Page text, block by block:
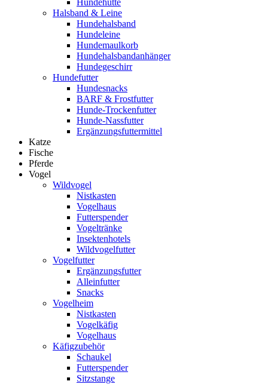
Hundehütte
Halsband & Leine
Hundehalsband
Hundeleine
Hundemaulkorb
Hundehalsbandanhänger
Hundegeschirr
Hundefutter
Hundesnacks
BARF & Frostfutter
Hunde-Trockenfutter
Hunde-Nassfutter
Ergänzungsfuttermittel
Katze
Fische
Pferde
Vogel
Wildvogel
Nistkasten
Vogelhaus
Futterspender
Vogeltränke
Insektenhotels
Wildvogelfutter
Vogelfutter
Ergänzungsfutter
Alleinfutter
Snacks
Vogelheim
Nistkasten
Vogelkäfig
Vogelhaus
Käfigzubehör
Schaukel
Futterspender
Sitzstange